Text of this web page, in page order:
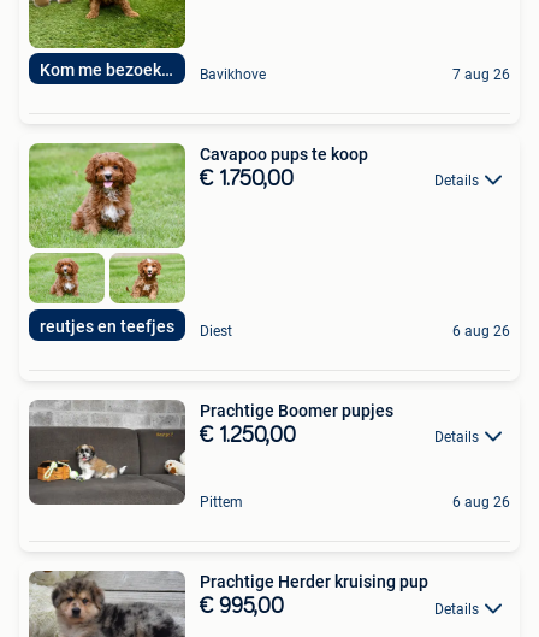
Kom me bezoeken Bavikhove 7 aug 26
reutjes en teefjes
Cavapoo pups te koop
€ 1.750,00 Details
Diest 6 aug 26
Prachtige Boomer pupjes
€ 1.250,00 Details
Pittem 6 aug 26
Prachtige Herder kruising pup
€ 995,00 Details